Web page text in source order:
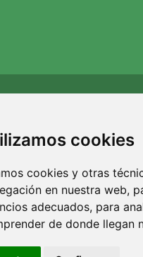
cookies
cookies y otras
en nuestra web,
adecuados, para
de donde llegan
cualquier